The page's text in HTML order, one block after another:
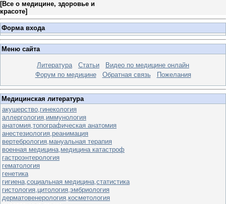
[Все о медицине, здоровье и
красоте]
Форма входа
Меню сайта
Литература Статьи
Видео по медицине онлайн
Форум по медицине
Обратная связь Пожелания
Медицинская литература
акушерство,гинекология
аллергология,иммунология
анатомия,топографическая анатомия
анестезиология,реанимация
вертебрология,мануальная терапия
военная медицина,медицина катастроф
гастроэнтерология
гематология
генетика
гигиена,социальная медицина,статистика
гистология,цитология,эмбриология
дерматовенерология,косметология